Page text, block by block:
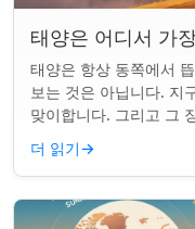
태양은 어디서 가
태양은 항상 동쪽에서
보는 것은 아닙니다. 지
맞이합니다. 그리고 그
떨어져 있습니다. 핵심
더 읽기→